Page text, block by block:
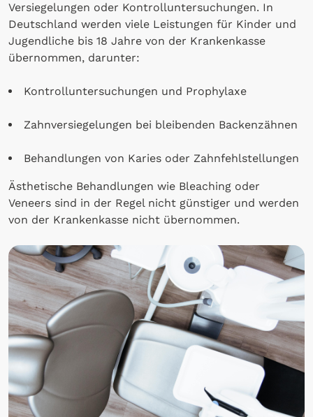
Versiegelungen oder Kontrolluntersuchungen. In
Deutschland werden viele Leistungen für Kinder und
Jugendliche bis 18 Jahre von der Krankenkasse
übernommen, darunter:
Kontrolluntersuchungen und Prophylaxe
Zahnversiegelungen bei bleibenden Backenzähnen
Behandlungen von Karies oder Zahnfehlstellungen
Ästhetische Behandlungen wie Bleaching oder
Veneers sind in der Regel nicht günstiger und werden
von der Krankenkasse nicht übernommen.